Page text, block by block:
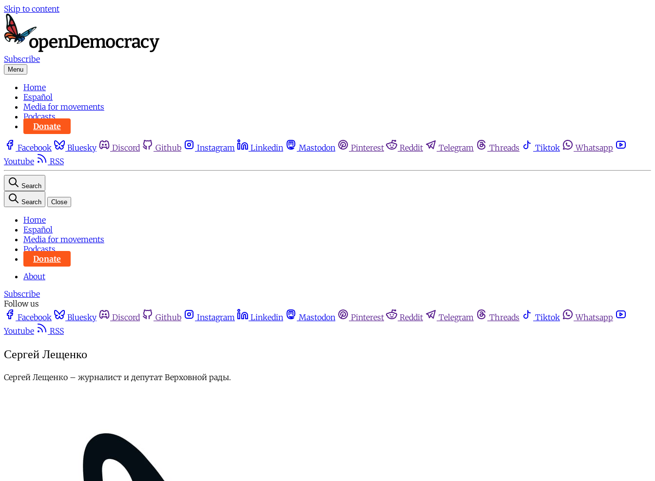
Skip to content
Subscribe
Menu
Home
Español
Media for movements
Podcasts
Donate
Facebook Bluesky Discord Github Instagram Linkedin Mastodon Pinterest Reddit Telegram Threads Tiktok
Whatsapp
Youtube
RSS
Search
Search Close
Home
Español
Media for movements
Podcasts
Donate
About
Subscribe
Follow us
Facebook
Bluesky Discord Github Instagram Linkedin Mastodon Pinterest Reddit Telegram Threads Tiktok
Whatsapp
Youtube
RSS
Сергей Лещенко
Сергей Лещенко – журналист и депутат Верховной рады.